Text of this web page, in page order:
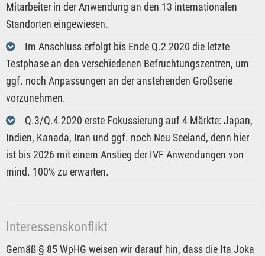
Mitarbeiter in der Anwendung an den 13 internationalen
Standorten eingewiesen.
Im Anschluss erfolgt bis Ende Q.2 2020 die letzte
Testphase an den verschiedenen Befruchtungszentren, um
ggf. noch Anpassungen an der anstehenden Großserie
vorzunehmen.
Q.3/Q.4 2020 erste Fokussierung auf 4 Märkte: Japan,
Indien, Kanada, Iran und ggf. noch Neu Seeland, denn hier
ist bis 2026 mit einem Anstieg der IVF Anwendungen von
mind. 100% zu erwarten.
Interessenskonflikt
Gemäß § 85 WpHG weisen wir darauf hin, dass die Ita Joka